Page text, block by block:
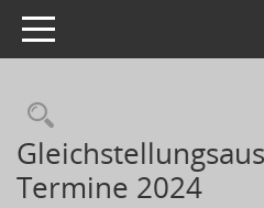
Toggle navigation
Termine 2024